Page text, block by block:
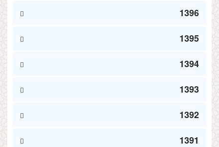
1396
1395
1394
1393
1392
1391